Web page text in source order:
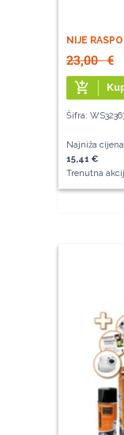
NIJE
23,00€
add_shopping_cart
Šifra:
Najniža
15,41 €
Trenutna